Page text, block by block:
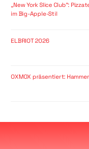
„New York Slice Club“:
im Big-Apple-Stil
ELBRIOT 2026
OXMOX präsentiert: